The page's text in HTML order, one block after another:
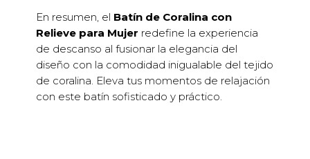
En resumen, el Batín de Coralina con
Relieve para Mujer redefine la experiencia
de descanso al fusionar la elegancia del
diseño con la comodidad inigualable del tejido
de coralina. Eleva tus momentos de relajación
con este batín sofisticado y práctico.